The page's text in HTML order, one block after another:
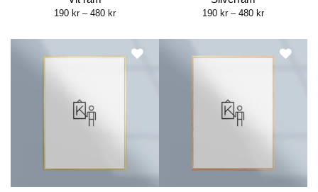
190 kr – 480 krPrice
through
480 kr
190 kr – 480 krPrice
through
480 kr